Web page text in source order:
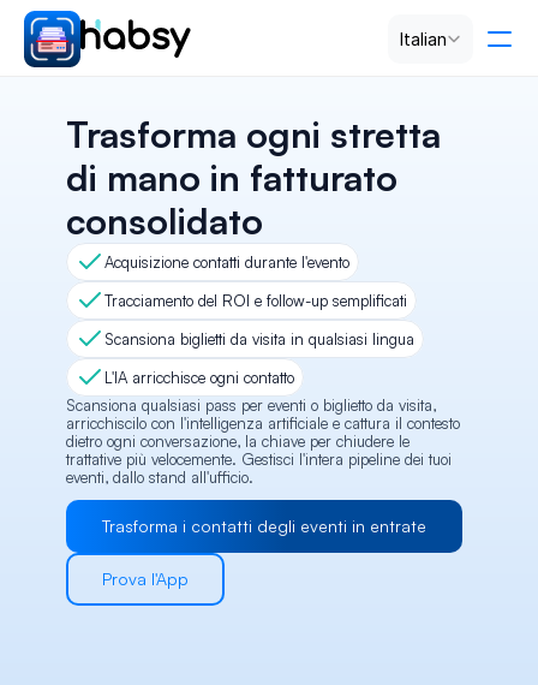
Italian
PRODUCT
Design
Content
Publish
RESOURCES
Careers
Trasforma ogni stretta
di mano in fatturato
consolidato
Acquisizione contatti durante l'evento
Tracciamento del ROI e follow-up semplificati
Scansiona biglietti da visita in qualsiasi lingua
L'IA arricchisce ogni contatto
Scansiona qualsiasi pass per eventi o biglietto da visita,
arricchiscilo con l'intelligenza artificiale e cattura il contesto
dietro ogni conversazione, la chiave per chiudere le
trattative più velocemente. Gestisci l'intera pipeline dei tuoi
eventi, dallo stand all'ufficio.
Trasforma i contatti degli eventi in entrate
Prova l'App